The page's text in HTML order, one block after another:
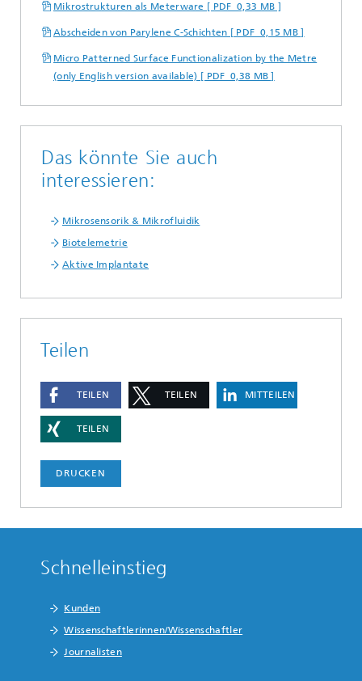
Mikrostrukturen als Meterware [ PDF 0,33 MB ]
Abscheiden von Parylene C-Schichten [ PDF 0,15 MB ]
Micro Patterned Surface Functionalization by the Metre
(only English version available) [ PDF 0,38 MB ]
Das könnte Sie auch
interessieren:
Mikrosensorik & Mikrofluidik
Biotelemetrie
Aktive Implantate
Teilen
TEILEN TEILEN MITTEILEN
TEILEN
DRUCKEN
Schnelleinstieg
Kunden
Wissenschaftlerinnen/Wissenschaftler
Journalisten